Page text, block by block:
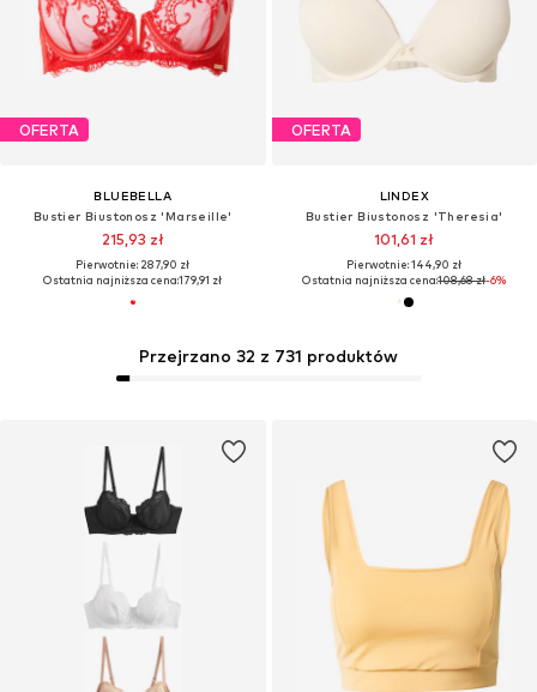
OFERTA
BLUEBELLA
Bustier Biustonosz 'Marseille'
215,93 zł
Pierwotnie: 287,90 zł
Ostatnia najniższa cena:179,91 zł
OFERTA
LINDEX
Bustier Biustonosz 'Theresia'
101,61 zł
Pierwotnie: 144,90 zł
Ostatnia najniższa cena:108,68 zł-6%
Przejrzano 32 z 731 produktów